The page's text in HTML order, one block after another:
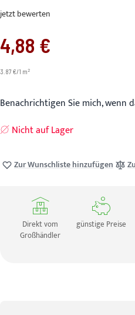
jetzt bewerten
4,88 €
3.87 €/1 m2
Benachrichtigen Sie mich, wenn
Nicht auf Lager
Zur Wunschliste hinzufügen
Direkt vom
Großhändler
günstige Preise